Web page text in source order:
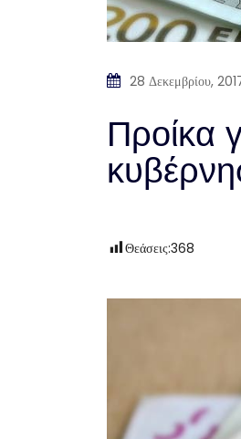
28 Δεκεμβρίου,
Προίκα
Θεάσεις:368